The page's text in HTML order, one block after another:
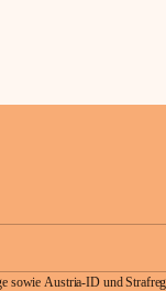
sowie Austria-ID und